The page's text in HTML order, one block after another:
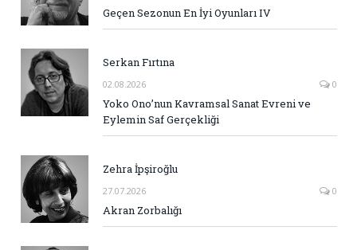
Geçen Sezonun En İyi Oyunları IV
Serkan Fırtına
02.08.2026 0
Yoko Ono’nun Kavramsal Sanat Evreni ve
Eylemin Saf Gerçekliği
Zehra İpşiroğlu
27.07.2026 0
Akran Zorbalığı